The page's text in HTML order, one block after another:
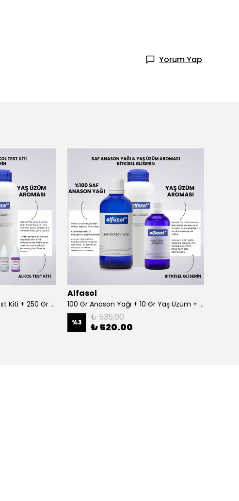
Yorum Yap
100 Gr Anason + Alkol Test Kiti + 250 Gr Gliserin
Alfasol
100 Gr Anason Yağı + 10 Gr Yaş Üzüm + 250 Gr Gliserin
%3 ₺ 535.00
₺ 520.00